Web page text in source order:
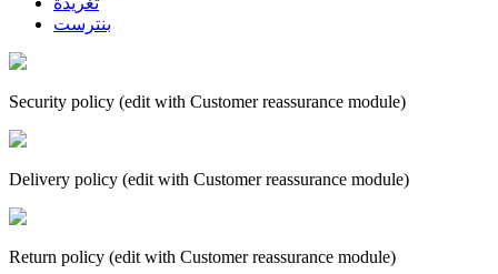
بنترست
Security policy (edit with Customer reassurance module)
Delivery policy (edit with Customer reassurance module)
Return policy (edit with Customer reassurance module)